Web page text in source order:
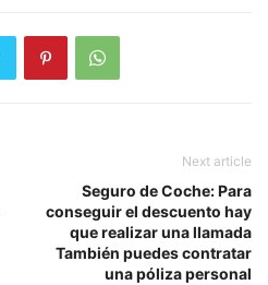
Next article
Seguro de Coche: Para
conseguir el descuento hay
que realizar una llamada
También puedes contratar
una póliza personal